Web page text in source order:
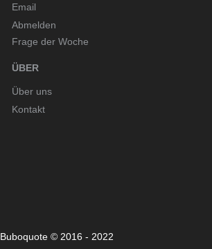
Email
Abmelden
Frage der Woche
ÜBER
Über uns
Kontakt
Buboquote © 2016 - 2022